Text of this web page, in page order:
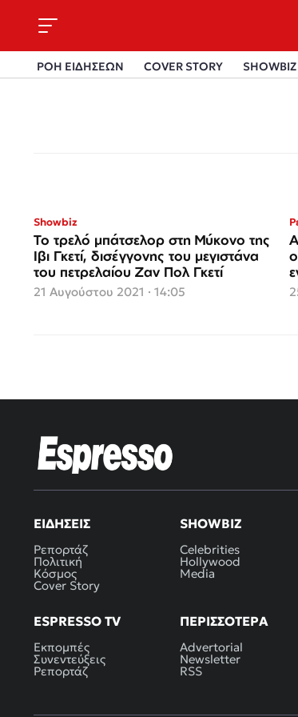
ΡΟΗ ΕΙΔΗΣΕΩΝ COVER STORY SHOWBIZ
Showbiz
Το τρελό μπάτσελορ στη Μύκονο της
Ιβι Γκετί, δισέγγονης του μεγιστάνα
του πετρελαίου Ζαν Πολ Γκετί
21 Αυγούστου 2021 · 14:05
ΕΙΔΉΣΕΙΣ
Ρεπορτάζ
Πολιτική
Κόσμος
Cover Story
SHOWBIZ
Celebrities
Hollywood
Media
ESPRESSO TV
Εκπομπές
Συνεντεύξεις
Ρεπορτάζ
ΠΕΡΙΣΣΌΤΕΡΑ
Advertorial
Newsletter
RSS